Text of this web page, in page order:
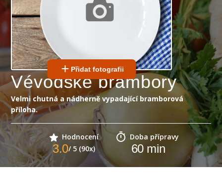
Přidat fotografii
Vévodské brambory
Velmi chutná a nádherně vypadající bramborová
příloha.
Hodnocení
3.0/ 5 (90x)
Doba přípravy
60min